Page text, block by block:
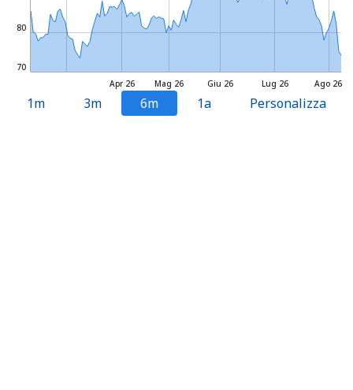
Mag 26 Lug 26
Apr 26 Giu 26 Ago 26
70
80
1m 3m 6m 1a Personalizza